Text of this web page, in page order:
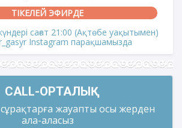
ТІКЕЛЕЙ ЭФИРДЕ
сағат 21:00 (Ақтөбе уақытымен)
Instagram парақшамызда
CALL-ОРТАЛЫҚ
жауапты осы жерден
ала-аласыз